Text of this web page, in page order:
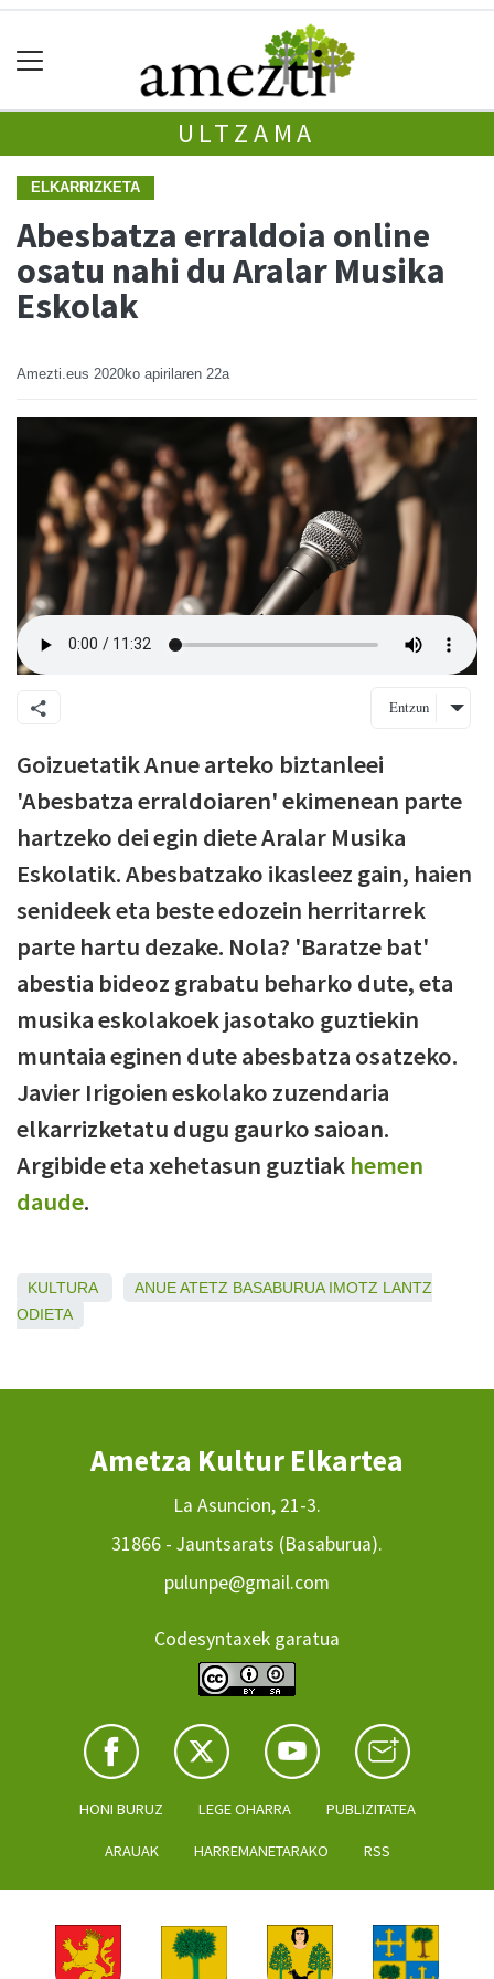
ULTZAMA
ELKARRIZKETA
Abesbatza erraldoia online
osatu nahi du Aralar Musika
Eskolak
Amezti.eus 2020ko apirilaren 22a
Entzun
Goizuetatik Anue arteko biztanleei
'Abesbatza erraldoiaren' ekimenean parte
hartzeko dei egin diete Aralar Musika
Eskolatik. Abesbatzako ikasleez gain, haien
senideek eta beste edozein herritarrek
parte hartu dezake. Nola? 'Baratze bat'
abestia bideoz grabatu beharko dute, eta
musika eskolakoek jasotako guztiekin
muntaia eginen dute abesbatza osatzeko.
Javier Irigoien eskolako zuzendaria
elkarrizketatu dugu gaurko saioan.
Argibide eta xehetasun guztiak hemen
daude.
KULTURA ANUEATETZ BASABURUA IMOTZ LANTZ
ODIETA
Ametza Kultur Elkartea
La Asuncion, 21-3.
31866 - Jauntsarats (Basaburua).
pulunpe@gmail.com
Codesyntaxek garatua
HONI BURUZ LEGE OHARRA PUBLIZITATEA
ARAUAK HARREMANETARAKO RSS